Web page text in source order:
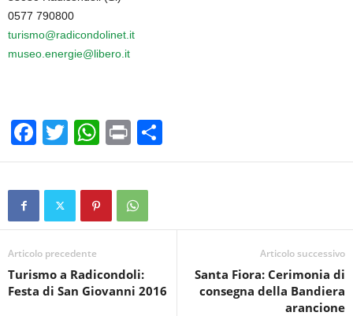
0577 790800
turismo@radicondolinet.it
museo.energie@libero.it
F
a
c
b
o
o
T
wi
tt
W
h
at
s
A
p
Pr
in
t
o
vi
Articolo precedente
Turismo a Radicondoli:
Festa di San Giovanni 2016
Articolo successivo
Santa Fiora: Cerimonia di
consegna della Bandiera
arancione